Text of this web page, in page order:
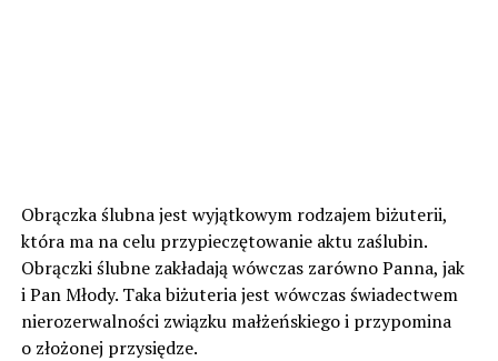
Obrączka ślubna jest wyjątkowym rodzajem biżuterii,
która ma na celu przypieczętowanie aktu zaślubin.
Obrączki ślubne zakładają wówczas zarówno Panna, jak
i Pan Młody. Taka biżuteria jest wówczas świadectwem
nierozerwalności związku małżeńskiego i przypomina
o złożonej przysiędze.